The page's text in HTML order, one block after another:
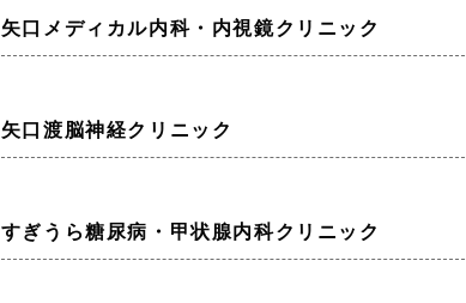
矢口メディカル内科・内視鏡クリニック
矢口渡脳神経クリニック
すぎうら糖尿病・甲状腺内科クリニック